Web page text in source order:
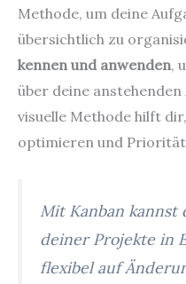
Methode, um deine
übersichtlich zu
kennen und anwenden,
über deine
visuelle Methode hilft
optimieren und
Mit Kanban
deiner Projekte in
flexibel auf